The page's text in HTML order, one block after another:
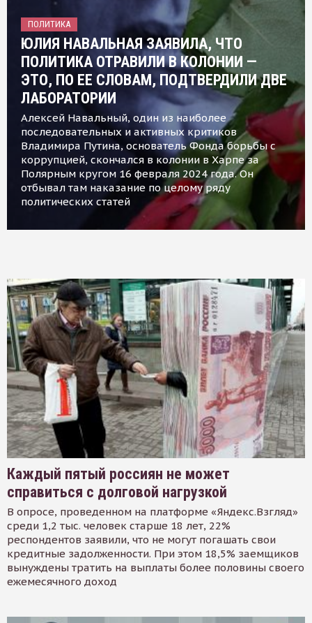
ПОЛИТИКА
ЮЛИЯ НАВАЛЬНАЯ ЗАЯВИЛА, ЧТО
ПОЛИТИКА ОТРАВИЛИ В КОЛОНИИ —
ЭТО, ПО ЕЕ СЛОВАМ, ПОДТВЕРДИЛИ ДВЕ
ЛАБОРАТОРИИ
Алексей Навальный, один из наиболее
последовательных и активных критиков
Владимира Путина, основатель Фонда борьбы с
коррупцией, скончался в колонии в Харпе за
Полярным кругом 16 февраля 2024 года. Он
отбывал там наказание по целому ряду
политических статей
Каждый пятый россиян не может
справиться с долговой нагрузкой
В опросе, проведенном на платформе «Яндекс.Взгляд»
среди 1,2 тыс. человек старше 18 лет, 22%
респондентов заявили, что не могут погашать свои
кредитные задолженности. При этом 18,5% заемщиков
вынуждены тратить на выплаты более половины своего
ежемесячного доход